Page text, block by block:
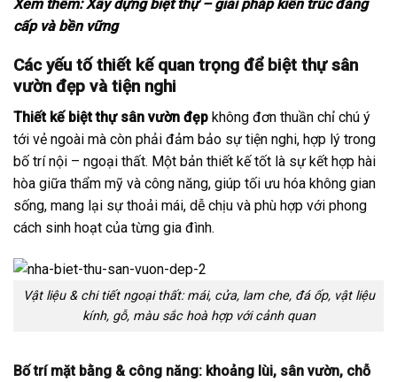
Xem thêm:Xây dựng biệt thự – giải pháp kiến trúc đẳng
cấp và bền vững
Các yếu tố thiết kế quan trọng để biệt thự sân
vườn đẹp và tiện nghi
Thiết kế biệt thự sân vườn đẹp không đơn thuần chỉ chú ý
tới vẻ ngoài mà còn phải đảm bảo sự tiện nghi, hợp lý trong
bố trí nội – ngoại thất. Một bản thiết kế tốt là sự kết hợp hài
hòa giữa thẩm mỹ và công năng, giúp tối ưu hóa không gian
sống, mang lại sự thoải mái, dễ chịu và phù hợp với phong
cách sinh hoạt của từng gia đình.
Vật liệu & chi tiết ngoại thất: mái, cửa, lam che, đá ốp, vật liệu
kính, gỗ, màu sắc hoà hợp với cảnh quan
Bố trí mặt bằng & công năng: khoảng lùi, sân vườn, chỗ